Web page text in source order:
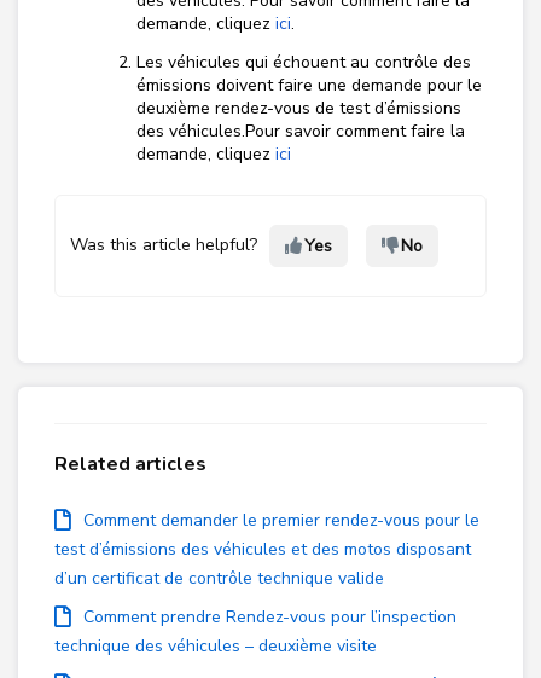
demande, cliquez ici.
Les véhicules qui échouent au contrôle des
émissions doivent faire une demande pour le
deuxième rendez-vous de test d’émissions
des véhicules.Pour savoir comment faire la
demande, cliquez ici
Was this article helpful? Yes No
Related articles
Comment demander le premier rendez-vous pour le
test d’émissions des véhicules et des motos disposant
d’un certificat de contrôle technique valide
Comment prendre Rendez-vous pour l’inspection
technique des véhicules – deuxième visite